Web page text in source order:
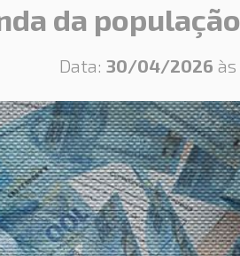
da população
Data: 30/04/2026 às